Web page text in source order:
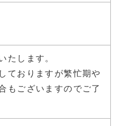
たします。
ておりますが繁忙期や
もございますのでご了